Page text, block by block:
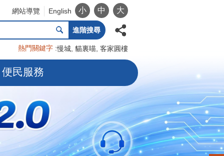
網站導覽 English 小 中 大
進階搜尋
熱門關鍵字 慢城 貓裏喵 客家圓樓
便民服務